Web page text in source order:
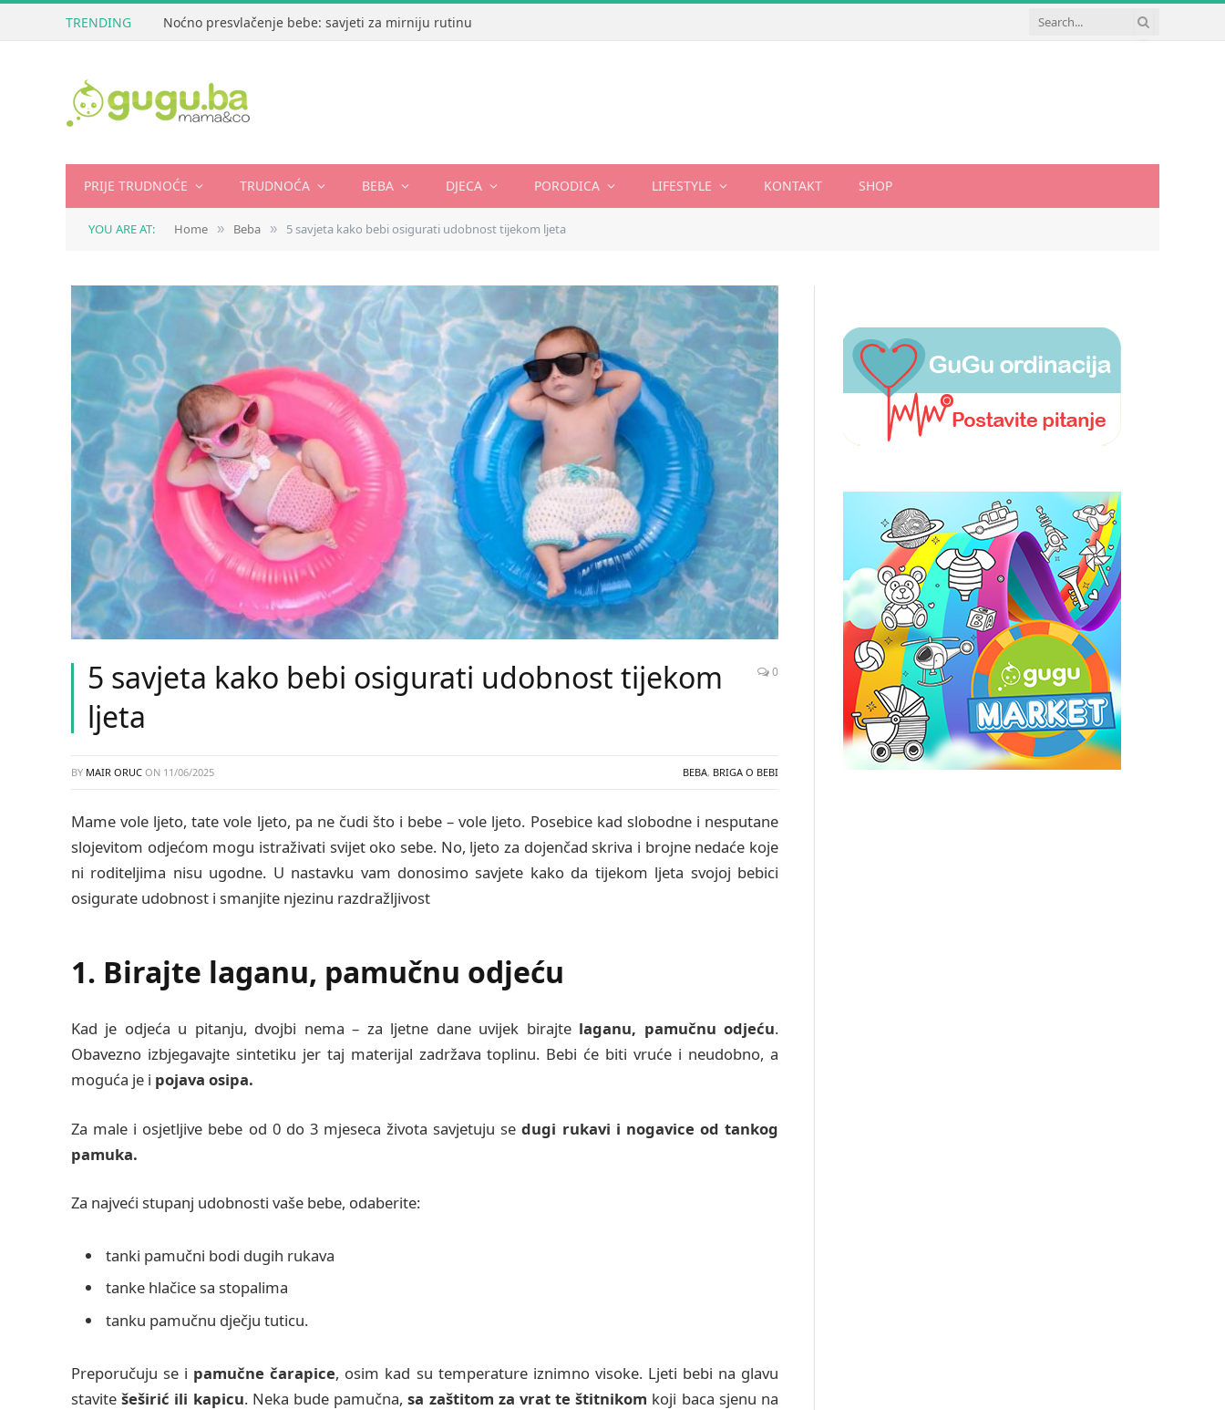
TRENDING Noćno presvlačenje bebe: savjeti za mirniju rutinu
PRIJE TRUDNOĆE TRUDNOĆA BEBA DJECA PORODICA LIFESTYLE KONTAKT SHOP
YOU ARE AT: Home » Beba » 5 savjeta kako bebi osigurati udobnost tijekom ljeta
5 savjeta kako bebi osigurati udobnost tijekom
ljeta
0
BY MAIR ORUC ON 11/06/2025 BEBA, BRIGA O BEBI
Mame vole ljeto, tate vole ljeto, pa ne čudi što i bebe – vole ljeto. Posebice kad slobodne i nesputane
slojevitom odjećom mogu istraživati svijet oko sebe. No, ljeto za dojenčad skriva i brojne nedaće koje
ni roditeljima nisu ugodne. U nastavku vam donosimo savjete kako da tijekom ljeta svojoj bebici
osigurate udobnost i smanjite njezinu razdražljivost
1. Birajte laganu, pamučnu odjeću
Kad je odjeća u pitanju, dvojbi nema – za ljetne dane uvijek birajtelaganu, pamučnu odjeću.
Obavezno izbjegavajte sintetiku jer taj materijal zadržava toplinu. Bebi će biti vruće i neudobno, a
moguća je i pojava osipa.
Za male i osjetljive bebe od 0 do 3 mjeseca života savjetuju se dugi rukavi i nogavice od tankog
pamuka.
Za najveći stupanj udobnosti vaše bebe, odaberite:
tanki pamučni bodi dugih rukava
tanke hlačice sa stopalima
tanku pamučnu dječju tuticu.
Preporučuju se i pamučne čarapice, osim kad su temperature iznimno visoke. Ljeti bebi na glavu
stavite šeširić ili kapicu. Neka bude pamučna,sa zaštitom za vrat te štitnikom koji baca sjenu na